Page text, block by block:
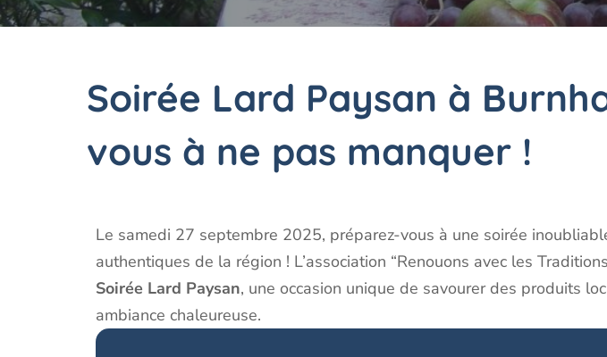
Soirée Lard Paysan à
vous à ne pas manquer !
Le samedi 27 septembre 2025, préparez-vous à une soirée
authentiques de la région ! L’association “Renouons avec les
Soirée Lard Paysan, une occasion unique de savourer des produits
ambiance chaleureuse.